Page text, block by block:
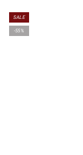
SALE
-55%